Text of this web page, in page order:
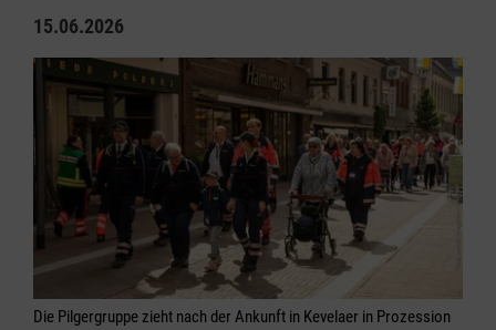
15.06.2026
Die Pilgergruppe zieht nach der Ankunft in Kevelaer in Prozession